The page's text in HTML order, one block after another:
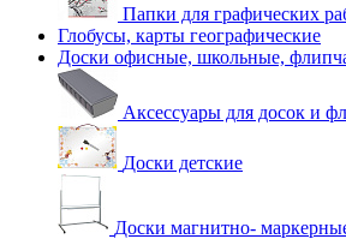
Папки для графических
Глобусы, карты географические
Доски офисные, школьные,
Аксессуары для досок и
Доски детские
Доски магнитно-